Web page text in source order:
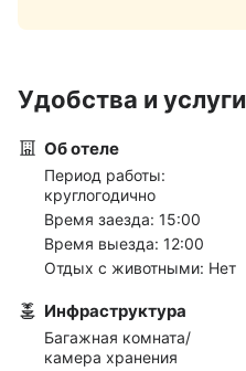
Удобства и услуги
Об отеле
Период работы:
круглогодично
Время заезда: 15:00
Время выезда: 12:00
Отдых с животными: Нет
Инфраструктура
Багажная комната/
камера хранения